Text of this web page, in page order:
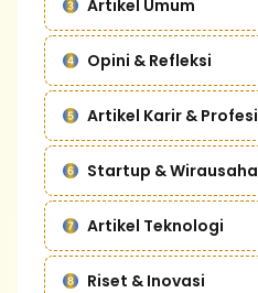
Artikel Umum
Opini & Refleksi
Artikel Karir & Profesi
Startup & Wirausaha
Artikel Teknologi
Riset & Inovasi